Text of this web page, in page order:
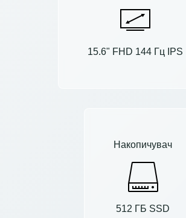
15.6" FHD 144 Гц IPS
Накопичувач
512 ГБ SSD